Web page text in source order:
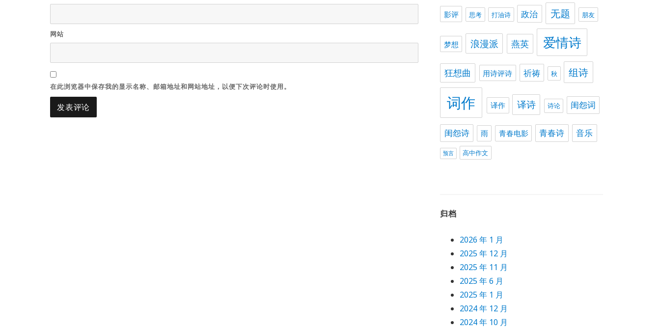
网站
在此浏览器中保存我的显示名称、邮箱地址和网站地址，以便下次评论时使用。
影评 思考 打油诗 政治 无题 朋友
梦想 浪漫派 燕英 爱情诗
狂想曲 用诗评诗 祈祷 秋 组诗
词作 译作 译诗 诗论 闺怨词
闺怨诗 雨 青春电影 青春诗 音乐
预言 高中作文
归档
2026 年 1 月
2025 年 12 月
2025 年 11 月
2025 年 6 月
2025 年 1 月
2024 年 12 月
2024 年 10 月